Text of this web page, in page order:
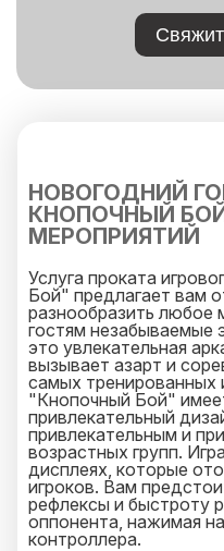
НОВОГОДНИЙ
КНОПОЧНЫЙ
МЕРОПРИЯТИЙ
Услуга проката
Бой" предлагает вам
разнообразить любое
гостям
это увлекательная
вызывает азарт и
самых тренированных
"Кнопочный Бой"
привлекательный
привлекательным и
возрастных групп.
дисплеях, которые
игроков. Вам
рефлексы и быстроту
оппонента, нажимая
контроллера.